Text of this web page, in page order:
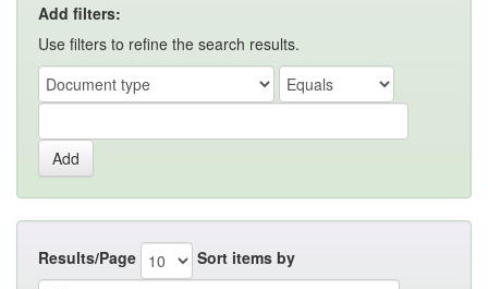
Add filters:
Use filters to refine the search results.
Results/Page Sort items by